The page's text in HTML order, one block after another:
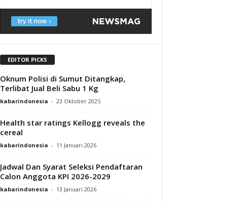
EDITOR PICKS
Oknum Polisi di Sumut Ditangkap,
Terlibat Jual Beli Sabu 1 Kg
kabarindonesia - 23 Oktober 2025
Health star ratings Kellogg reveals the
cereal
kabarindonesia - 11 Januari 2026
Jadwal Dan Syarat Seleksi Pendaftaran
Calon Anggota KPI 2026-2029
kabarindonesia - 13 Januari 2026